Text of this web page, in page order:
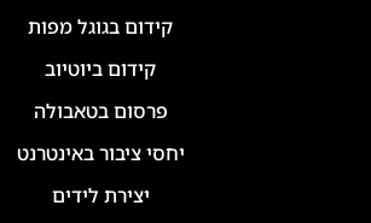
קידום בגוגל מפות
קידום ביוטיוב
פרסום בטאבולה
יחסי ציבור באינטרנט
יצירת לידים